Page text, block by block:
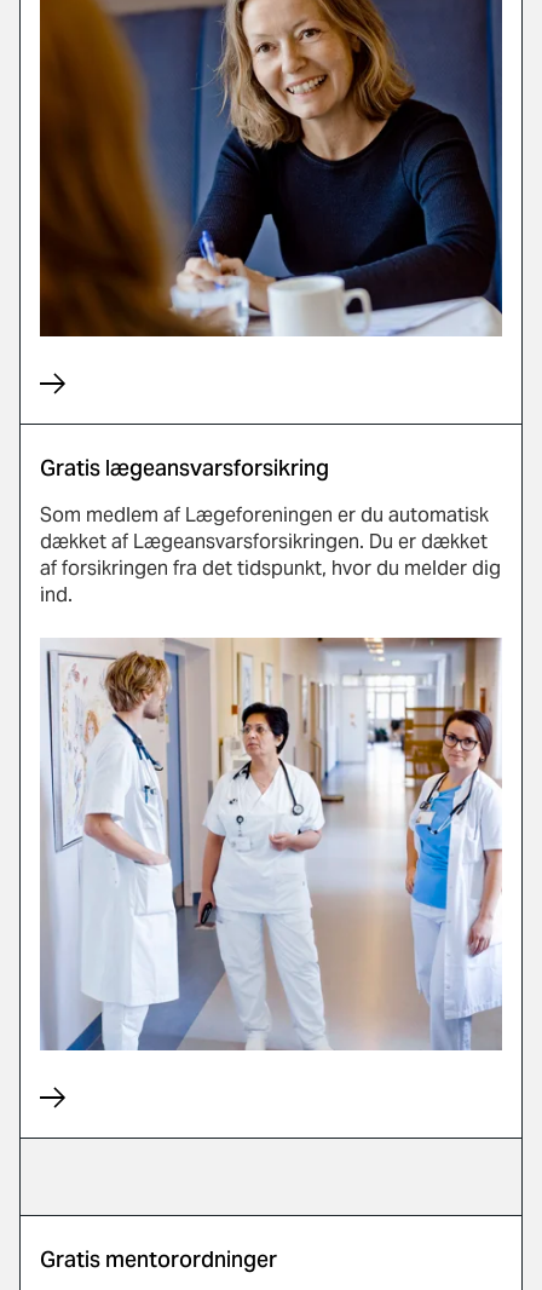
Gratis lægeansvarsforsikring
Som medlem af Lægeforeningen er du automatisk
dækket af Lægeansvarsforsikringen. Du er dækket
af forsikringen fra det tidspunkt, hvor du melder dig
ind.
Gratis mentorordninger